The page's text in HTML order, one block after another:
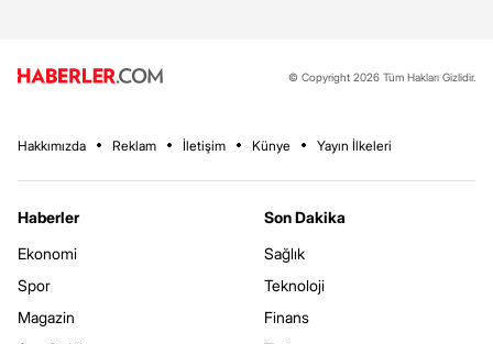
© Copyright 2026 Tüm Hakları Gizlidir.
Hakkımızda Reklam İletişim Künye Yayın İlkeleri
Haberler
Ekonomi
Spor
Magazin
Son Dakika
Sağlık
Teknoloji
Finans